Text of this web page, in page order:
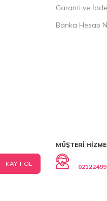
Garanti ve
Banka Hesap
KAYIT OL
MÜŞTERI